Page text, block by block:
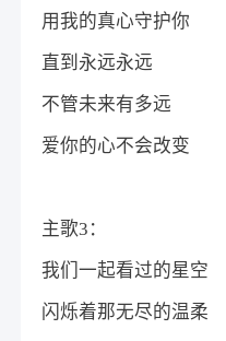
用我的真心守护你
直到永远永远
不管未来有多远
爱你的心不会改变
主歌3：
我们一起看过的星空
闪烁着那无尽的温柔